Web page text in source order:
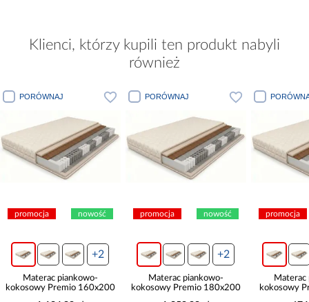
Klienci, którzy kupili ten produkt nabyli
również
PORÓWNAJ
promocja nowość
+2
Materac piankowo-
kokosowy Premio 160x200
PORÓWNAJ
promocja nowość
+2
Materac piankowo-
kokosowy Premio 180x200
promocja
Materac
kokosowy